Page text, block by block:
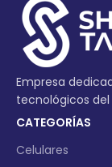
Empresa
tecnológicos
CATEGORÍAS
Celulares